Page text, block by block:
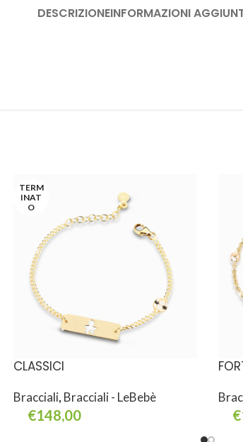
DESCRIZIONEINFORMAZIONI
TERM
INAT
O
CLASSICI
Bracciali, Bracciali - LeBebè
€148,00 €